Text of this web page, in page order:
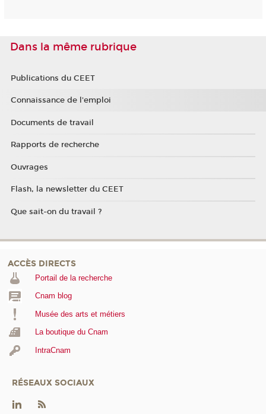
Dans la même rubrique
Publications du CEET
Connaissance de l'emploi
Documents de travail
Rapports de recherche
Ouvrages
Flash, la newsletter du CEET
Que sait-on du travail ?
ACCÈS DIRECTS
Portail de la recherche
Cnam blog
Musée des arts et métiers
La boutique du Cnam
IntraCnam
RÉSEAUX SOCIAUX